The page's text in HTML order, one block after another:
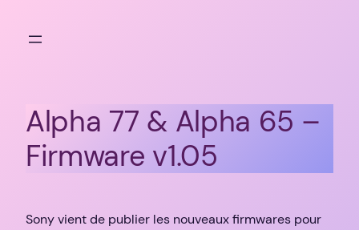
Alpha 77 & Alpha 65 –
Firmware v1.05
Sony vient de publier les nouveaux firmwares pour